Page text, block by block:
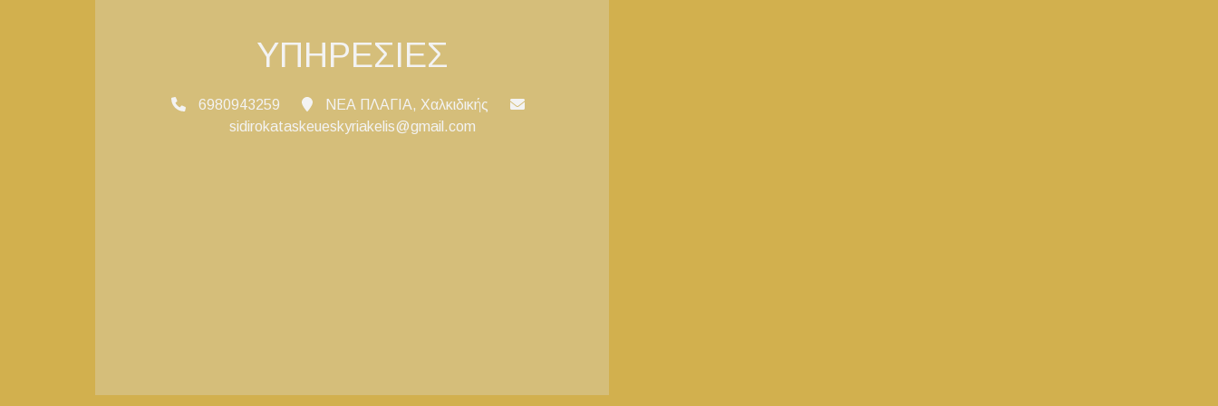
ΥΠΗΡΕΣΙΕΣ
6980943259
ΝΕΑ ΠΛΑΓΙΑ, Χαλκιδικής
sidirokataskeueskyriakelis@gmail.com